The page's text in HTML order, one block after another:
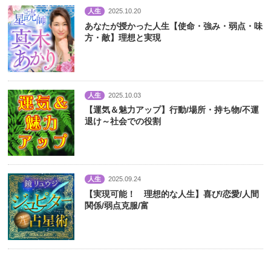
人生 2025.10.20
あなたが授かった人生【使命・強み・弱点・味
方・敵】理想と実現
人生 2025.10.03
【運気＆魅力アップ】行動/場所・持ち物/不運
退け～社会での役割
人生 2025.09.24
【実現可能！ 理想的な人生】喜び/恋愛/人間
関係/弱点克服/富